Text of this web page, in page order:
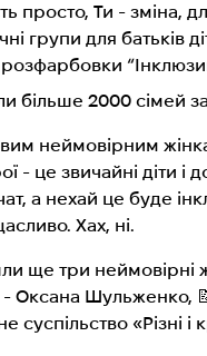
просто, Ти -
групи для батьків
більше 2000 сімей
неймовірним
- це звичайні діти і
а нехай це буде
Хах, ні.
ще три неймовірні
Оксана Шульженко,
суспільство «Різні і